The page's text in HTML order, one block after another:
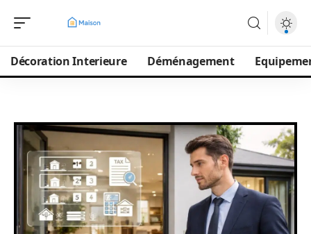
Décoration Interieure Déménagement